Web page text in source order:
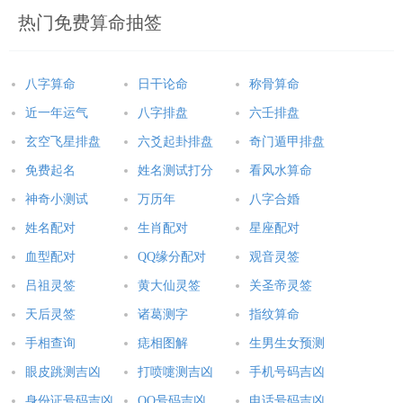
属龙人2025年全年运势详解 属蛇人2025年全年运势详解
属猴人2025年全年运势详解 属鸡人2025年全年运势详解
属狗人2025年全年运势详解 属猪人2025年全年运势详解
本文： 女命属猴的2019年爱情运怎么样,女命生肖猴2019年爱情运预测
热门免费算命抽签
八字算命 日干论命 称骨算命
近一年运气 八字排盘 六壬排盘
玄空飞星排盘 六爻起卦排盘 奇门遁甲排盘
免费起名 姓名测试打分 看风水算命
神奇小测试 万历年 八字合婚
姓名配对 生肖配对 星座配对
血型配对 QQ缘分配对 观音灵签
吕祖灵签 黄大仙灵签 关圣帝灵签
天后灵签 诸葛测字 指纹算命
手相查询 痣相图解 生男生女预测
眼皮跳测吉凶 打喷嚏测吉凶 手机号码吉凶